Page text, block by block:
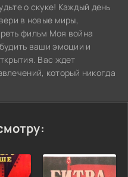
о скуке! Каждый день
в новые миры,
фильм Моя война
ваши эмоции и
Вас ждет
который никогда